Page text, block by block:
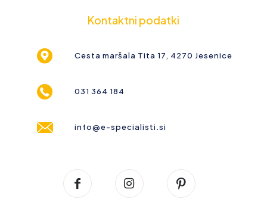
Kontaktni podatki
Cesta maršala Tita 17, 4270 Jesenice
031 364 184
info@e-specialisti.si